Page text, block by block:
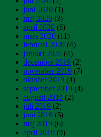
juni 2020 (1)
maj 2020 (3)
april 2020 (6)
mars 2020 (11)
februari 2020 (4)
januari 2020 (4)
december 2019 (2)
november 2019 (7)
oktober 2019 (4)
september 2019 (4)
augusti 2019 (2)
juli 2019 (2)
juni 2019 (5)
maj 2019 (6)
april 2019 (9)